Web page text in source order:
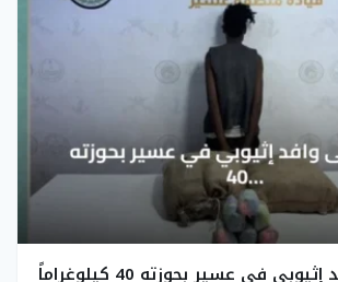
القبض على وافد إثيوبي في عسير بحوزته 40 كيلوغراماً